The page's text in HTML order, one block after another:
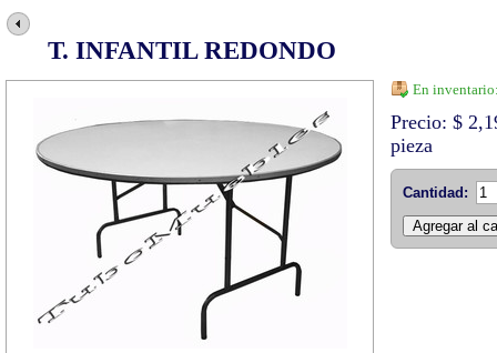
T. INFANTIL REDONDO
En
Precio: $
pieza
Cantidad: